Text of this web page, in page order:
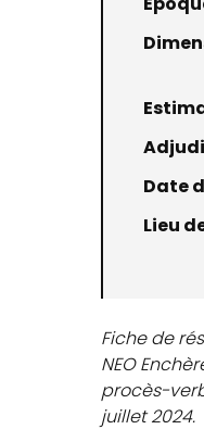
Date
Lieu
Fiche de
NEO
procès-
juillet 2024.